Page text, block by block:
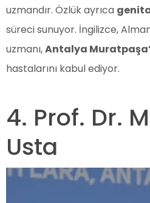
uzmandır. Özlük ayrıca
süreci sunuyor. İngilizce,
uzmanı,Antalya
hastalarını kabul ediyor.
4. Prof. Dr.
Usta